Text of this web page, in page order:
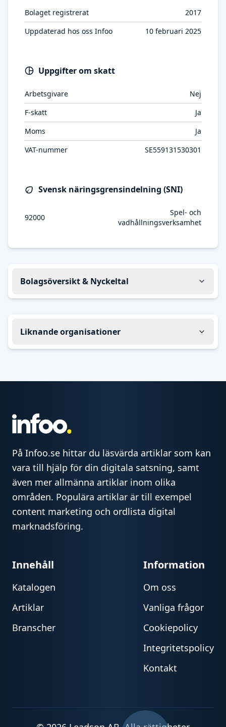
Bolaget registrerat
2017
Uppdaterad hos oss Infoo
10 februari 2025
Uppgifter om skatt
Arbetsgivare
Nej
F-skatt
Ja
Moms
Ja
VAT-nummer
SE559131530301
Svensk näringsgrensindelning (SNI)
92000
Spel- och
vadhållningsverksamhet
Bolagsöversikt & Nyckeltal
Liknande organisationer
På Infoo.se hittar du läsvärda artiklar som kan
vara till hjälp för din digitala satsning, samt
även mer allmänna artiklar inom olika
områden. Populära artiklar är till exempel
content marketing och ordlista digital
marknadsföring.
Innehåll
Katalogen
Artiklar
Branscher
Information
Om oss
Vanliga frågor
Cookiepolicy
Integritetspolicy
Kontakt